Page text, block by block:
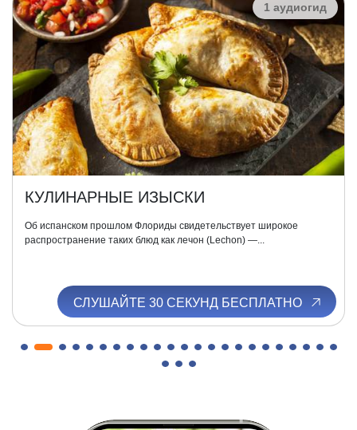
1 аудиогид
КУЛИНАРНЫЕ ИЗЫСКИ
Об испанском прошлом Флориды свидетельствует широкое
распространение таких блюд как лечон (Lechon) —...
СЛУШАЙТЕ 30 СЕКУНД БЕСПЛАТНО